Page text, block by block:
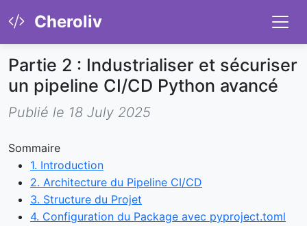
Cheroliv
Partie 2 : Industrialiser et sécuriser
un pipeline CI/CD Python avancé
Publié le 18 July 2025
Sommaire
1. Introduction
2. Architecture du Pipeline CI/CD
3. Structure du Projet
4. Configuration du Package avec pyproject.toml